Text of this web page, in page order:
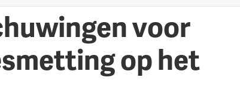
voor
op het